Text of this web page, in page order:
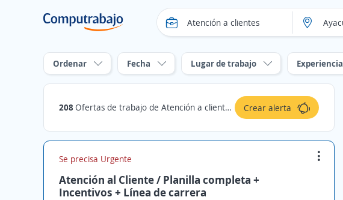
Ordenar Fecha Lugar de trabajo Experiencia
208 Ofertas de trabajo de Atención a clientes en Ayacucho Crear alerta
Se precisa Urgente
Atención al Cliente / Planilla completa +
Incentivos + Línea de carrera